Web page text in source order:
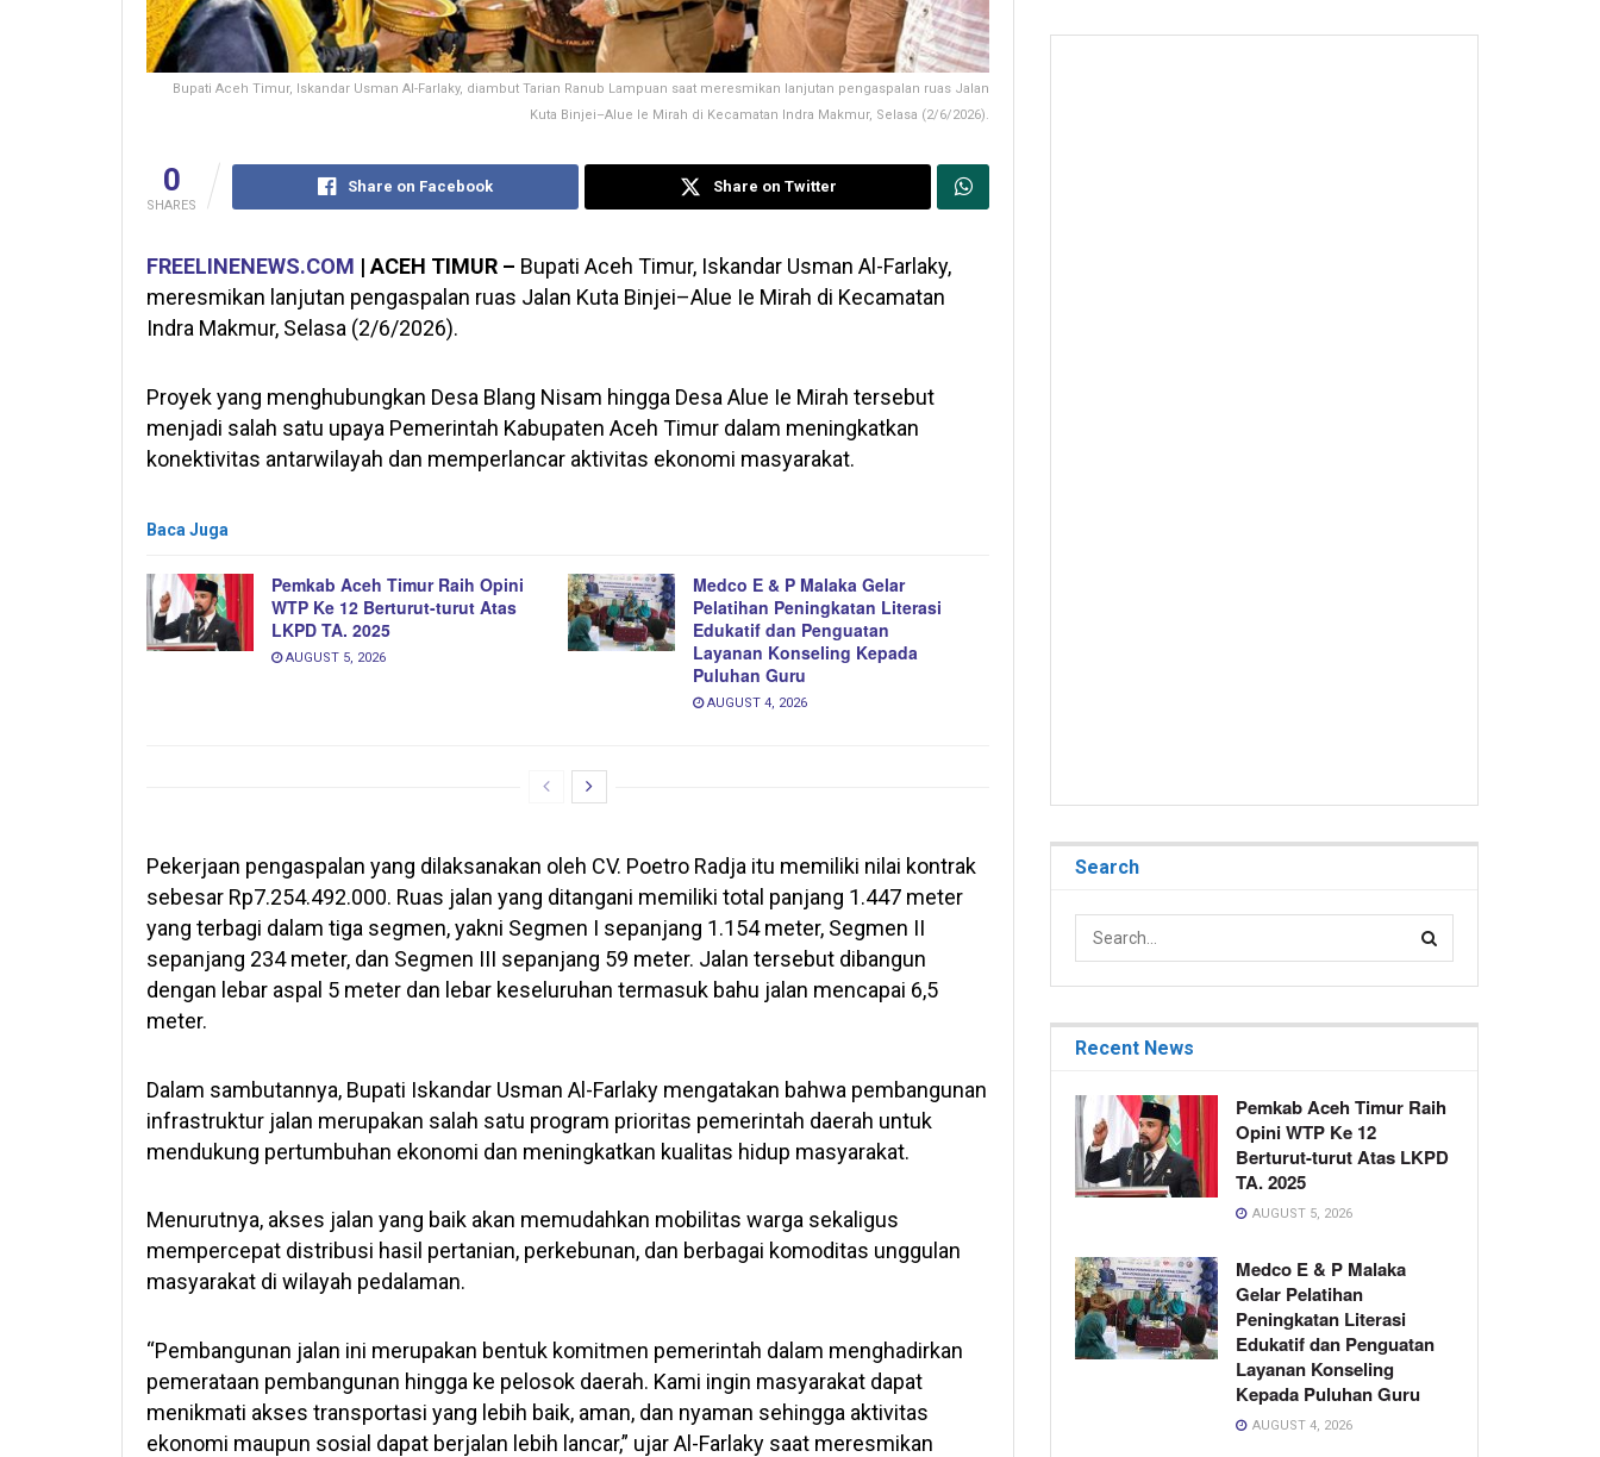
Bupati Aceh Timur, Iskandar Usman Al-Farlaky, diambut Tarian Ranub Lampuan saat meresmikan lanjutan pengaspalan ruas Jalan
Kuta Binjei–Alue Ie Mirah di Kecamatan Indra Makmur, Selasa (2/6/2026).
0
SHARES
Share on Facebook Share on Twitter
FREELINENEWS.COM | ACEH TIMUR – Bupati Aceh Timur, Iskandar Usman Al-Farlaky,
meresmikan lanjutan pengaspalan ruas Jalan Kuta Binjei–Alue Ie Mirah di Kecamatan
Indra Makmur, Selasa (2/6/2026).
Proyek yang menghubungkan Desa Blang Nisam hingga Desa Alue Ie Mirah tersebut
menjadi salah satu upaya Pemerintah Kabupaten Aceh Timur dalam meningkatkan
konektivitas antarwilayah dan memperlancar aktivitas ekonomi masyarakat.
Baca Juga
Pemkab Aceh Timur Raih Opini
WTP Ke 12 Berturut-turut Atas
LKPD TA. 2025
AUGUST 5, 2026
Medco E & P Malaka Gelar
Pelatihan Peningkatan Literasi
Edukatif dan Penguatan
Layanan Konseling Kepada
Puluhan Guru
AUGUST 4, 2026
Pekerjaan pengaspalan yang dilaksanakan oleh CV. Poetro Radja itu memiliki nilai kontrak
sebesar Rp7.254.492.000. Ruas jalan yang ditangani memiliki total panjang 1.447 meter
yang terbagi dalam tiga segmen, yakni Segmen I sepanjang 1.154 meter, Segmen II
sepanjang 234 meter, dan Segmen III sepanjang 59 meter. Jalan tersebut dibangun
dengan lebar aspal 5 meter dan lebar keseluruhan termasuk bahu jalan mencapai 6,5
meter.
Dalam sambutannya, Bupati Iskandar Usman Al-Farlaky mengatakan bahwa pembangunan
infrastruktur jalan merupakan salah satu program prioritas pemerintah daerah untuk
mendukung pertumbuhan ekonomi dan meningkatkan kualitas hidup masyarakat.
Menurutnya, akses jalan yang baik akan memudahkan mobilitas warga sekaligus
mempercepat distribusi hasil pertanian, perkebunan, dan berbagai komoditas unggulan
masyarakat di wilayah pedalaman.
“Pembangunan jalan ini merupakan bentuk komitmen pemerintah dalam menghadirkan
pemerataan pembangunan hingga ke pelosok daerah. Kami ingin masyarakat dapat
menikmati akses transportasi yang lebih baik, aman, dan nyaman sehingga aktivitas
ekonomi maupun sosial dapat berjalan lebih lancar,” ujar Al-Farlaky saat meresmikan
Search
Recent News
Pemkab Aceh Timur Raih
Opini WTP Ke 12
Berturut-turut Atas LKPD
TA. 2025
AUGUST 5, 2026
Medco E & P Malaka
Gelar Pelatihan
Peningkatan Literasi
Edukatif dan Penguatan
Layanan Konseling
Kepada Puluhan Guru
AUGUST 4, 2026